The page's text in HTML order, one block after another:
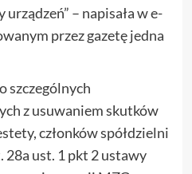
– napisała w e-
przez gazetę jedna
szczególnych
z usuwaniem skutków
członków spółdzielni
ust. 1 pkt 2 ustawy